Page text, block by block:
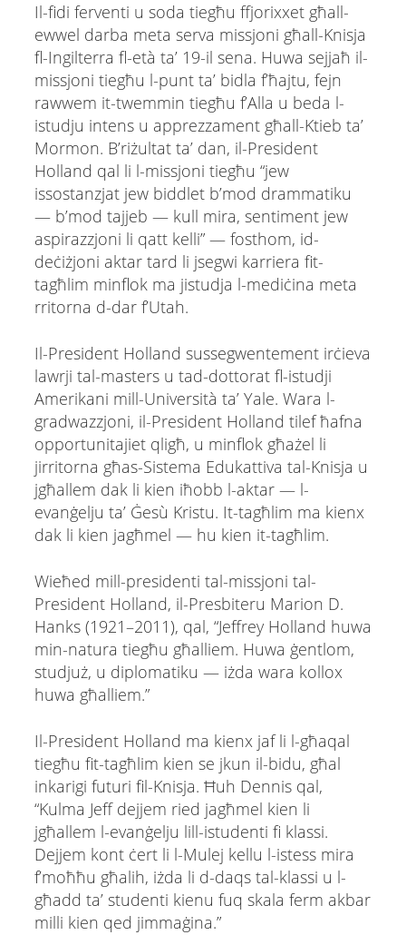
Il-fidi ferventi u soda tiegħu ffjorixxet għall-
ewwel darba meta serva missjoni għall-Knisja
fl-Ingilterra fl-età ta’ 19-il sena. Huwa sejjaħ il-
missjoni tiegħu l-punt ta’ bidla f’ħajtu, fejn
rawwem it-twemmin tiegħu f’Alla u beda l-
istudju intens u apprezzament għall-Ktieb ta’
Mormon. B’riżultat ta’ dan, il-President
Holland qal li l-missjoni tiegħu “jew
issostanzjat jew biddlet b’mod drammatiku
— b’mod tajjeb — kull mira, sentiment jew
aspirazzjoni li qatt kelli” — fosthom, id-
deċiżjoni aktar tard li jsegwi karriera fit-
tagħlim minflok ma jistudja l-mediċina meta
rritorna d-dar f’Utah.
Il-President Holland sussegwentement irċieva
lawrji tal-masters u tad-dottorat fl-istudji
Amerikani mill-Università ta’ Yale. Wara l-
gradwazzjoni, il-President Holland tilef ħafna
opportunitajiet qligħ, u minflok għażel li
jirritorna għas-Sistema Edukattiva tal-Knisja u
jgħallem dak li kien iħobb l-aktar — l-
evanġelju ta’ Ġesù Kristu. It-tagħlim ma kienx
dak li kien jagħmel — hu kien it-tagħlim.
Wieħed mill-presidenti tal-missjoni tal-
President Holland, il-Presbiteru Marion D.
Hanks (1921–2011), qal, “Jeffrey Holland huwa
min-natura tiegħu għalliem. Huwa ġentlom,
studjuż, u diplomatiku — iżda wara kollox
huwa għalliem.”
Il-President Holland ma kienx jaf li l-għaqal
tiegħu fit-tagħlim kien se jkun il-bidu, għal
inkarigi futuri fil-Knisja. Ħuh Dennis qal,
“Kulma Jeff dejjem ried jagħmel kien li
jgħallem l-evanġelju lill-istudenti fi klassi.
Dejjem kont ċert li l-Mulej kellu l-istess mira
f’moħħu għalih, iżda li d-daqs tal-klassi u l-
għadd ta’ studenti kienu fuq skala ferm akbar
milli kien qed jimmaġina.”